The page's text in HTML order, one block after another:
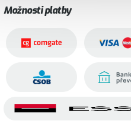
Možnosti platby